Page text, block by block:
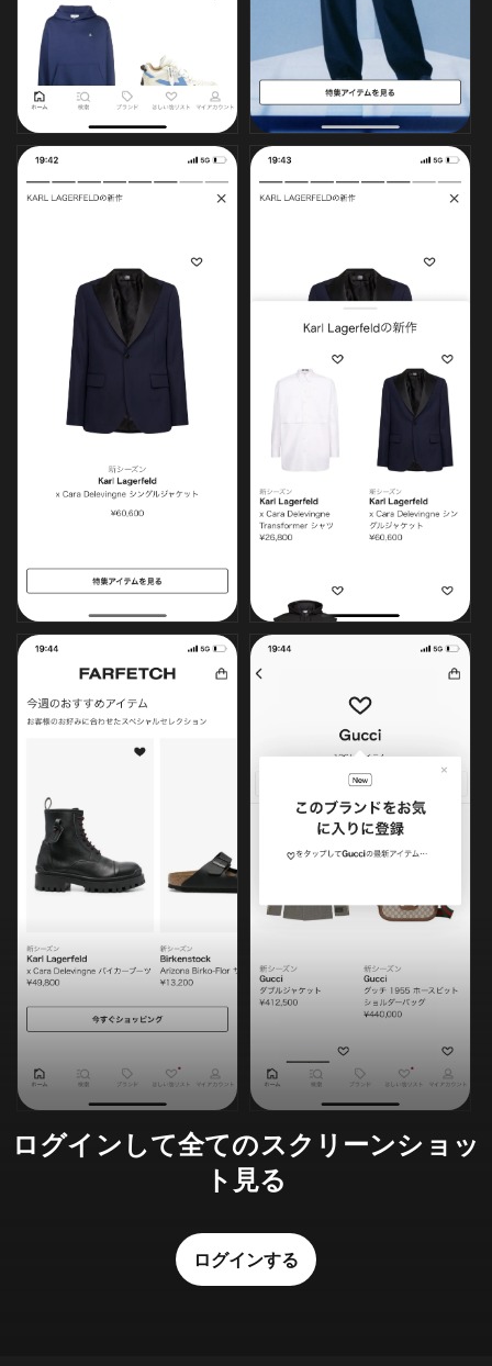
ログインして全てのスクリーンショッ
ト見る
ログインする